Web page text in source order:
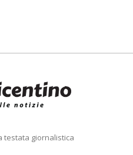
testata giornalistica